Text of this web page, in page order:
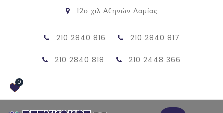
12ο χιλ Αθηνών Λαμίας
210 2840 816 210 2840 817
210 2840 818 210 2448 366
0